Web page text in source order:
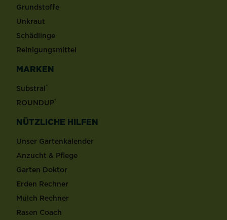
Grundstoffe
Unkraut
Schädlinge
Reinigungsmittel
MARKEN
Substral®
ROUNDUP®
NÜTZLICHE HILFEN
Unser Gartenkalender
Anzucht & Pflege
Garten Doktor
Erden Rechner
Mulch Rechner
Rasen Coach